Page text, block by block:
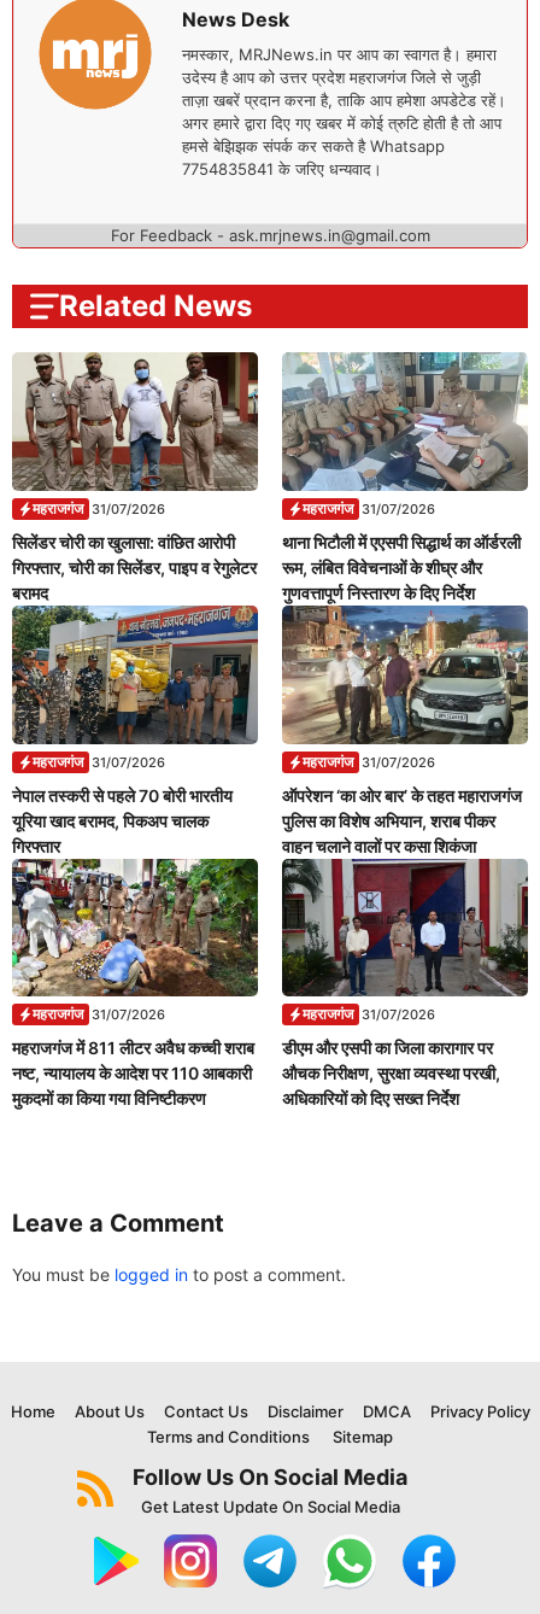
News Desk
नमस्कार, MRJNews.in पर आप का स्वागत है। हमारा
उदेस्य है आप को उत्तर प्रदेश महराजगंज जिले से जुड़ी
ताज़ा खबरें प्रदान करना है, ताकि आप हमेशा अपडेटेड रहें।
अगर हमारे द्वारा दिए गए खबर में कोई त्रुटि होती है तो आप
हमसे बेझिझक संपर्क कर सकते है Whatsapp
7754835841 के जरिए धन्यवाद।
For Feedback - ask.mrjnews.in@gmail.com
Related News
महराजगंज 31/07/2026
सिलेंडर चोरी का खुलासा: वांछित आरोपी
गिरफ्तार, चोरी का सिलेंडर, पाइप व रेगुलेटर
बरामद
महराजगंज 31/07/2026
थाना भिटौली में एएसपी सिद्धार्थ का ऑर्डरली
रूम, लंबित विवेचनाओं के शीघ्र और
गुणवत्तापूर्ण निस्तारण के दिए निर्देश
महराजगंज 31/07/2026
नेपाल तस्करी से पहले 70 बोरी भारतीय
यूरिया खाद बरामद, पिकअप चालक
गिरफ्तार
महराजगंज 31/07/2026
ऑपरेशन ‘का ओर बार’ के तहत महाराजगंज
पुलिस का विशेष अभियान, शराब पीकर
वाहन चलाने वालों पर कसा शिकंजा
महराजगंज 31/07/2026
महराजगंज में 811 लीटर अवैध कच्ची शराब
नष्ट, न्यायालय के आदेश पर 110 आबकारी
मुकदमों का किया गया विनिष्टीकरण
महराजगंज 31/07/2026
डीएम और एसपी का जिला कारागार पर
औचक निरीक्षण, सुरक्षा व्यवस्था परखी,
अधिकारियों को दिए सख्त निर्देश
Leave a Comment
You must be logged in to post a comment.
Home About Us Contact Us Disclaimer DMCA
Privacy Policy
Terms and Conditions
Sitemap
Follow Us On Social Media
Get Latest Update On Social Media